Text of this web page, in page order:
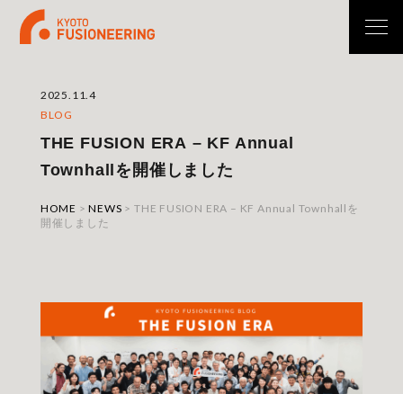
2025.11.4
BLOG
THE FUSION ERA – KF Annual
Townhallを開催しました
HOME >NEWS >THE FUSION ERA – KF Annual Townhallを
開催しました